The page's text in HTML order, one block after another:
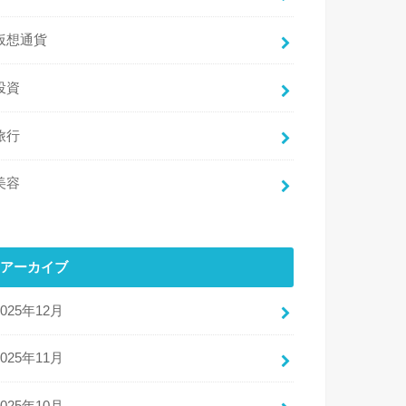
想通貨
資
行
容
アーカイブ
年12月
年11月